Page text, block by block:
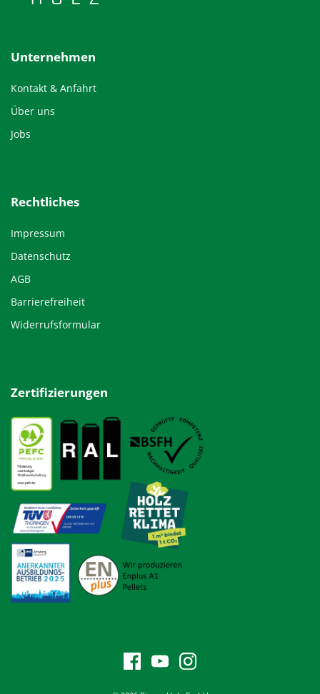
Unternehmen
Kontakt & Anfahrt
Über uns
Jobs
Rechtliches
Impressum
Datenschutz
AGB
Barrierefreiheit
Widerrufsformular
Zertifizierungen